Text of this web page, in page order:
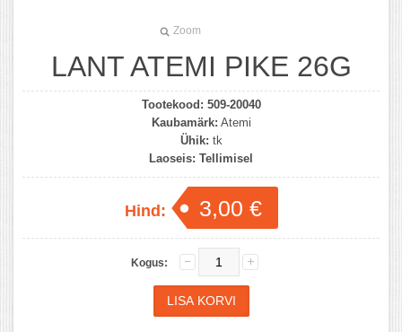
Zoom
LANT ATEMI PIKE 26G
Tootekood: 509-20040
Kaubamärk: Atemi
Ühik: tk
Laoseis: Tellimisel
Hind: 3,00 €
Kogus: